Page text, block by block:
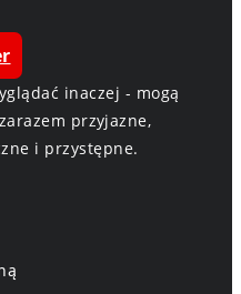
inaczej - mogą
przyjazne,
i przystępne.